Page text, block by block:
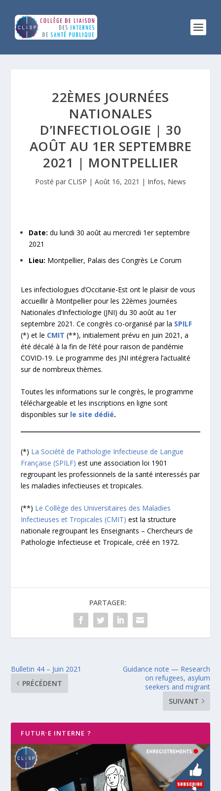
22ÈMES JOURNÉES
NATIONALES
D’INFECTIOLOGIE | 30
AOÛT AU 1ER SEPTEMBRE
2021 | MONTPELLIER
Posté par CLISP | Août 16, 2021 | Infos, News
Date: du lundi 30 août au mercredi 1er septembre
2021
Lieu: Montpellier, Palais des Congrès Le Corum
Les infectiologues d’Occitanie-Est ont le plaisir de vous
accueillir à Montpellier pour les 22èmes Journées
Nationales d’Infectiologie (JNI) du 30 août au 1er
septembre 2021. Ce congrès co-organisé par la SPILF
(*) et le CMIT (**), initialement prévu en juin 2021, a
été décalé à la fin de l’été pour raison de pandémie
COVID-19. Le programme des JNI intégrera l’actualité
sur de nombreux thèmes.
Toutes les informations sur le congrès, le programme
téléchargeable et les inscriptions en ligne sont
disponibles sur le site dédié.
(*) La Société de Pathologie Infectieuse de Langue
Française (SPILF)est une association loi 1901
regroupant les professionnels de la santé interessés par
les maladies infectieuses et tropicales.
(**) Le Collège des Universitaires des Maladies
Infectieuses et Tropicales (CMIT) est la structure
nationale regroupant les Enseignants – Chercheurs de
Pathologie Infectieuse et Tropicale, créé en 1972.
PARTAGER:
Bulletin 44 – Juin 2021
PRÉCÉDENT
Guidance note — Research
on refugees, asylum
seekers and migrant
SUIVANT
FUTUR·E INTERNE ?